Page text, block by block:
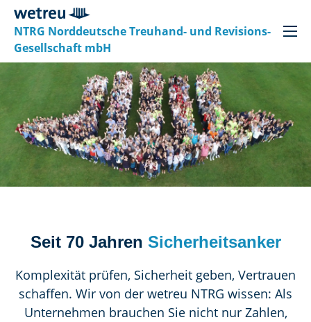
NTRG Norddeutsche Treuhand- und Revisions-
Gesellschaft mbH
Seit 70 Jahren Sicherheitsanker
Komplexität prüfen, Sicherheit geben, Vertrauen
schaffen. Wir von der wetreu NTRG wissen: Als
Unternehmen brauchen Sie nicht nur Zahlen,